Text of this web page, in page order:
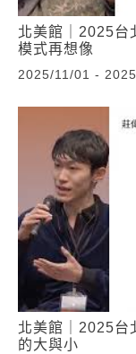
北美館｜2025台
模式再想像
2025/11/01 -
北美館｜2025台
的大與小